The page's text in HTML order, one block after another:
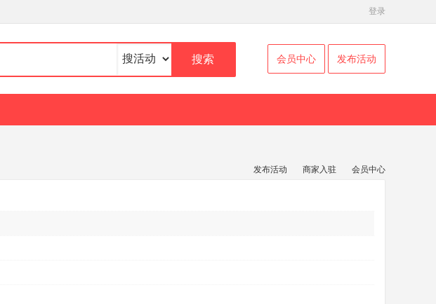
登录
搜索 会员中心 发布活动
发布活动 商家入驻 会员中心